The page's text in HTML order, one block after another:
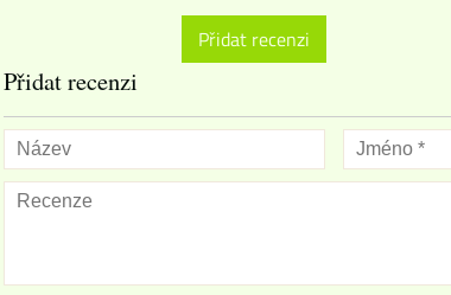
Přidat recenzi
Přidat recenzi